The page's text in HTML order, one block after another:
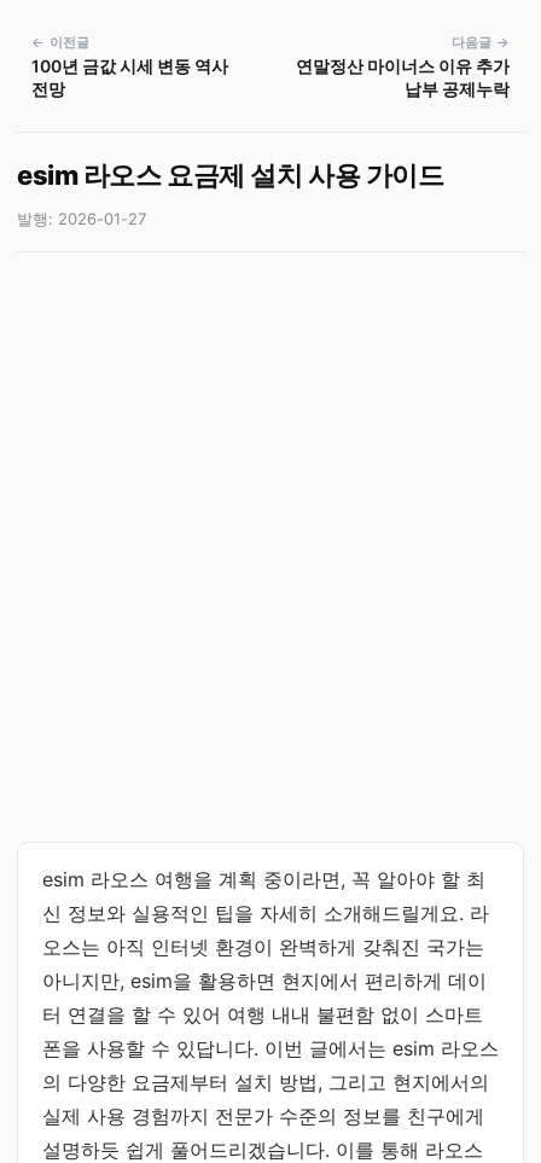
← 이전글
100년 금값 시세 변동 역사
전망
다음글 →
연말정산 마이너스 이유 추가
납부 공제누락
esim 라오스 요금제 설치 사용 가이드
발행: 2026-01-27
esim 라오스 여행을 계획 중이라면, 꼭 알아야 할 최
신 정보와 실용적인 팁을 자세히 소개해드릴게요. 라
오스는 아직 인터넷 환경이 완벽하게 갖춰진 국가는
아니지만, esim을 활용하면 현지에서 편리하게 데이
터 연결을 할 수 있어 여행 내내 불편함 없이 스마트
폰을 사용할 수 있답니다. 이번 글에서는 esim 라오스
의 다양한 요금제부터 설치 방법, 그리고 현지에서의
실제 사용 경험까지 전문가 수준의 정보를 친구에게
설명하듯 쉽게 풀어드리겠습니다. 이를 통해 라오스